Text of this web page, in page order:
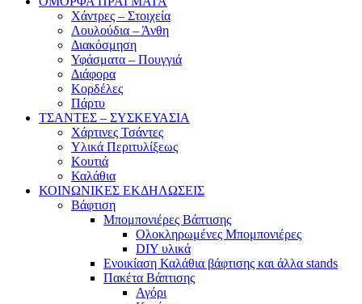
Χάντρες – Στοιχεία
Λουλούδια – Άνθη
Διακόσμηση
Υφάσματα – Πουγγιά
Διάφορα
Κορδέλες
Πάρτυ
ΤΣΑΝΤΕΣ – ΣΥΣΚΕΥΑΣΙΑ
Χάρτινες Τσάντες
Υλικά Περιτυλίξεως
Κουτιά
Καλάθια
ΚΟΙΝΩΝΙΚΕΣ ΕΚΔΗΛΩΣΕΙΣ
Βάφτιση
Μπομπονιέρες Βάπτισης
Ολοκληρωμένες Μπομπονιέρες
DIY υλικά
Ενοικίαση Καλάθια βάφτισης και άλλα stands
Πακέτα Βάπτισης
Αγόρι